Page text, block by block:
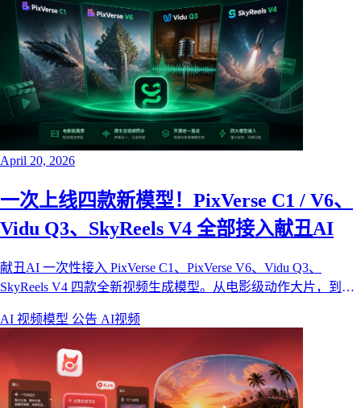
April 20, 2026
一次上线四款新模型！PixVerse C1 / V6、
Vidu Q3、SkyReels V4 全部接入献丑AI
献丑AI 一次性接入 PixVerse C1、PixVerse V6、Vidu Q3、
SkyReels V4 四款全新视频生成模型。从电影级动作大片，到原
值得用的视频模型，一站式装进献丑画布。
AI 视频模型 公告 AI视频